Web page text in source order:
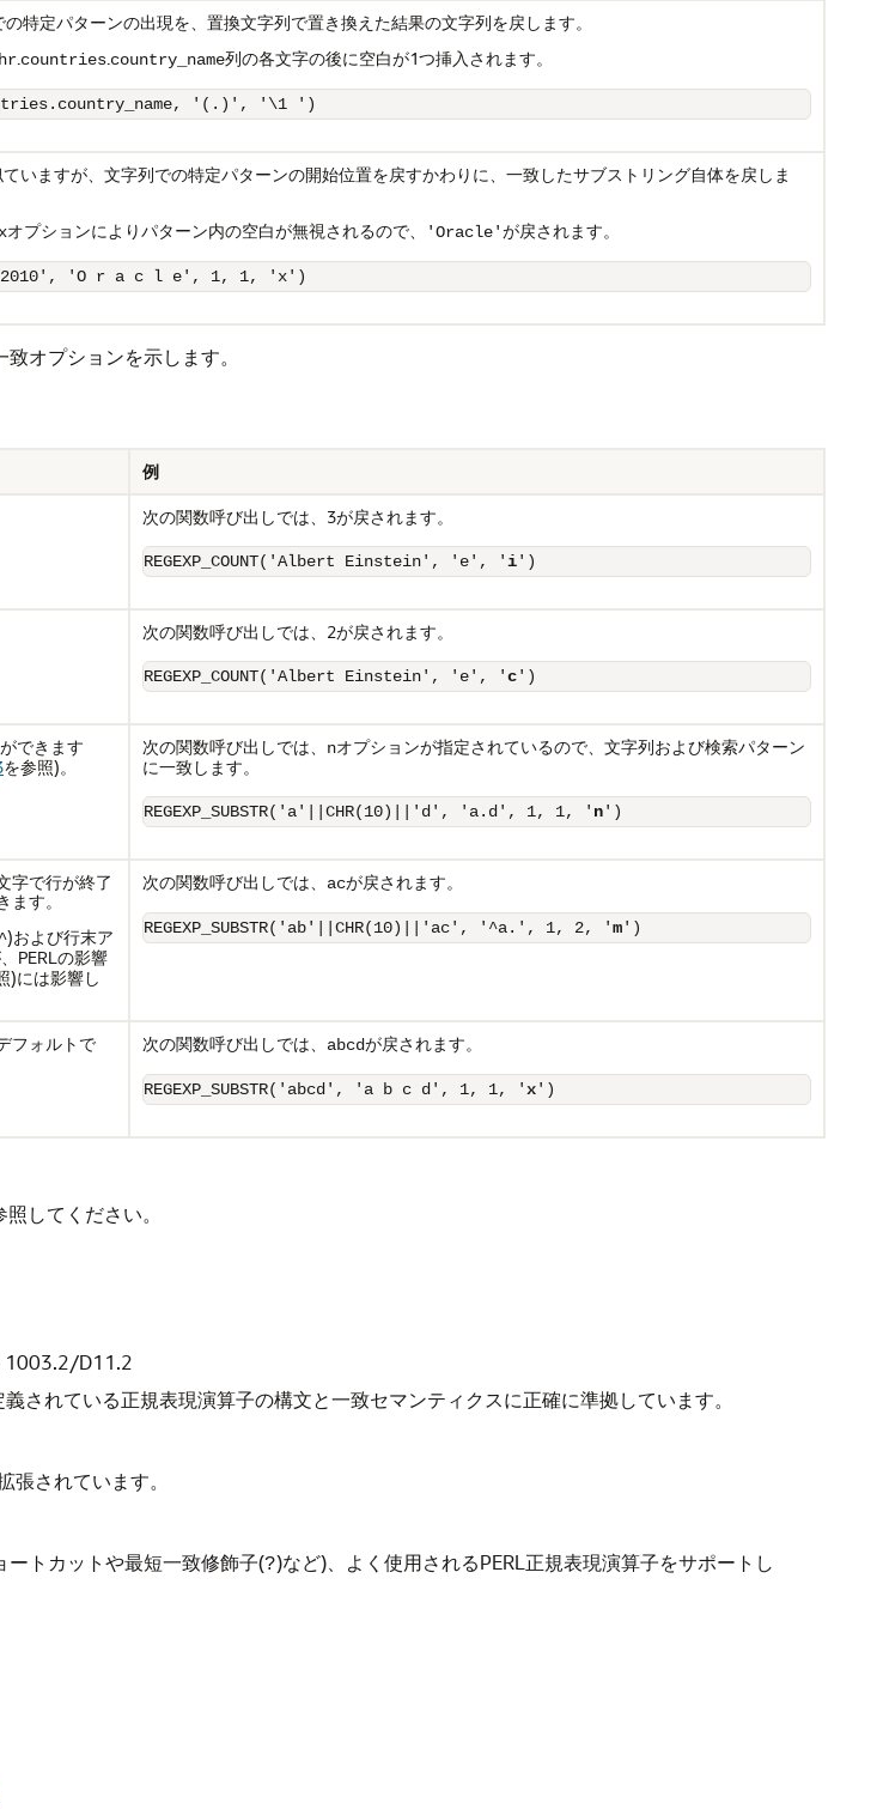
特定パターンの出現を、置換文字列で置き換えた結果の文字列を戻します。
hr.countries.country_name列の各文字の後に空白が1つ挿入されます。
'(.)', '\1 ')
ていますが、文字列での特定パターンの開始位置を戻すかわりに、一致したサブストリング自体を戻しま
xオプションによりパターン内の空白が無視されるので、 'Oracle'が戻されます。
2010', 'O r a c l e', 1, 1, 'x')
オプションを示します。
例
次の関数呼び出しでは、3が戻されます。
REGEXP_COUNT('Albert Einstein', 'e', 'i')
次の関数呼び出しでは、2が戻されます。
REGEXP_COUNT('Albert Einstein', 'e', 'c')
できます
を参照)。
次の関数呼び出しでは、 nオプションが指定されているので、文字列および検索パターン
に一致します。
REGEXP_SUBSTR('a'||CHR(10)||'d', 'a.d', 1, 1, ' n')
字で行が終了
す。
^)および行末ア
PERLの影響
)には影響し
次の関数呼び出しでは、 acが戻されます。
REGEXP_SUBSTR('ab'||CHR(10)||'ac', '^a.', 1, 2, 'm')
フォルトで
次の関数呼び出しでは、 abcdが戻されます。
REGEXP_SUBSTR('abcd', 'a b c d', 1, 1, 'x')
照してください。
1003.2/D11.2
されている正規表現演算子の構文と一致セマンティクスに正確に準拠しています。
されています。
ートカットや最短一致修飾子(?)など)、よく使用されるPERL正規表現演算子をサポートし